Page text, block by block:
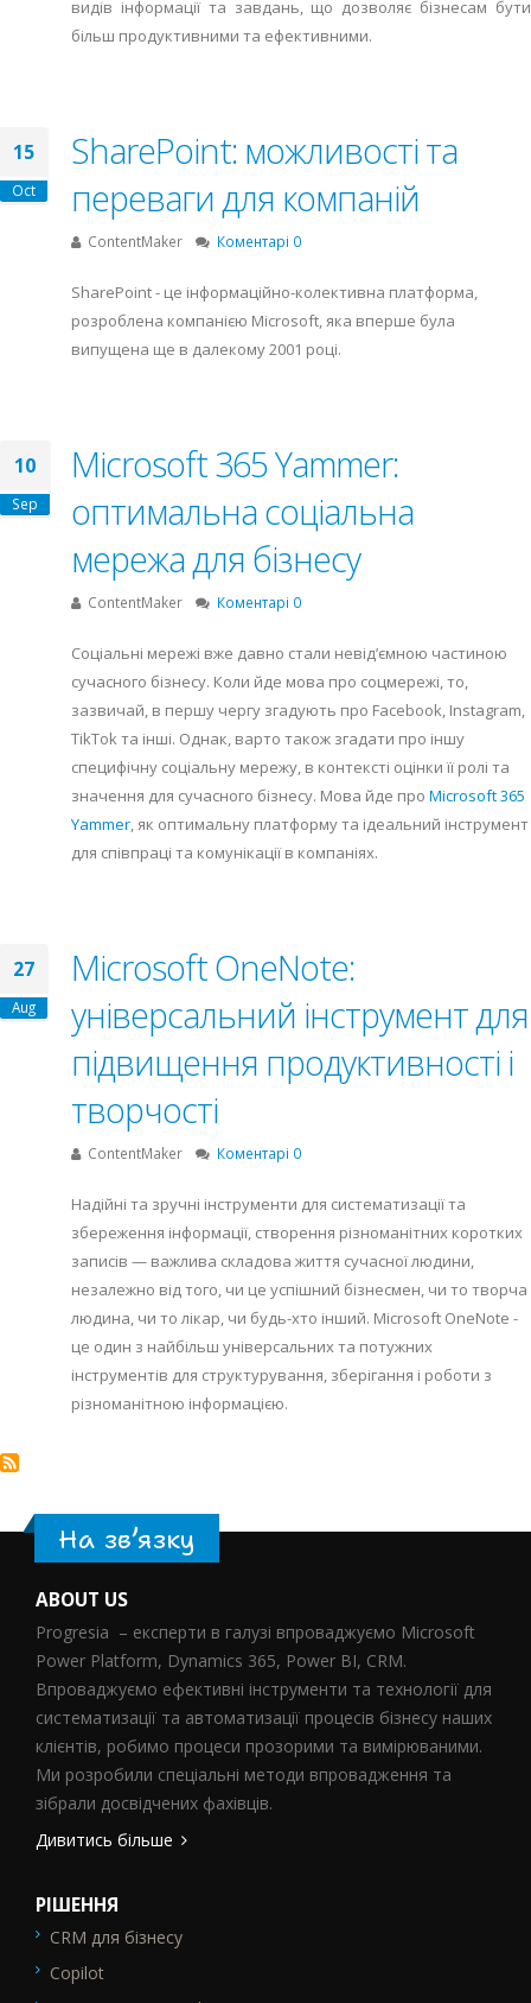
видів інформації та завдань, що дозволяє бізнесам бути
більш продуктивними та ефективними.
15
Oct
SharePoint: можливості та
переваги для компаній
ContentMaker Коментарі 0
SharePoint - це інформаційно-колективна платформа,
розроблена компанією Microsoft, яка вперше була
випущена ще в далекому 2001 році.
10
Sep
Microsoft 365 Yammer:
оптимальна соціальна
мережа для бізнесу
ContentMaker Коментарі 0
Соціальні мережі вже давно стали невід’ємною частиною
сучасного бізнесу. Коли йде мова про соцмережі, то,
зазвичай, в першу чергу згадують про Facebook, Instagram,
TikTok та інші. Однак, варто також згадати про іншу
специфічну соціальну мережу, в контексті оцінки її ролі та
значення для сучасного бізнесу. Мова йде про Microsoft 365
Yammer , як оптимальну платформу та ідеальний інструмент
для співпраці та комунікації в компаніях.
27
Aug
Microsoft OneNote:
універсальний інструмент для
підвищення продуктивності і
творчості
ContentMaker Коментарі 0
Надійні та зручні інструменти для систематизації та
збереження інформації, створення різноманітних коротких
записів — важлива складова життя сучасної людини,
незалежно від того, чи це успішний бізнесмен, чи то творча
людина, чи то лікар, чи будь-хто інший. Microsoft OneNote -
це один з найбільш універсальних та потужних
інструментів для структурування, зберігання і роботи з
різноманітною інформацією.
На зв’язку
ABOUT US
Progresia – експерти в галузі впроваджуємо Microsoft
Power Platform, Dynamics 365, Power BI, CRM.
Впроваджуємо ефективні інструменти та технології для
систематизації та автоматизації процесів бізнесу наших
клієнтів, робимо процеси прозорими та вимірюваними.
Ми розробили спеціальні методи впровадження та
зібрали досвідчених фахівців.
Дивитись більше
РІШЕННЯ
SEO_FTR1
CRM для бізнесу
Copilot